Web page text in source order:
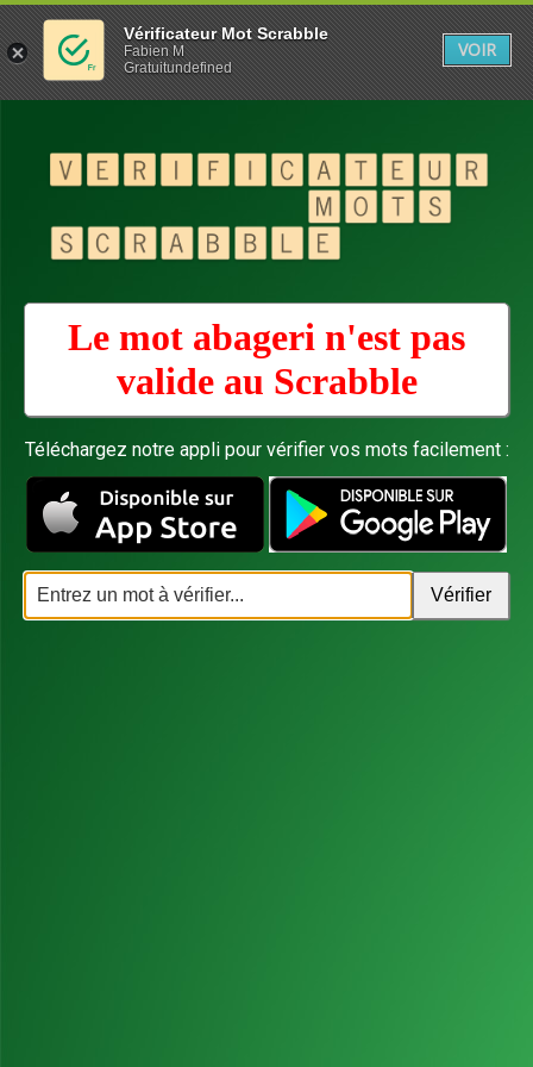
Le mot abageri n'est pas
valide au Scrabble
Téléchargez notre appli pour vérifier vos mots facilement :
Vérificateur Mot Scrabble
Fabien M
Gratuitundefined
VOIR